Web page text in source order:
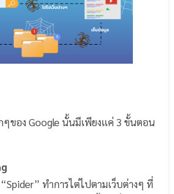
ของ Google นั้นมีเพียงแค่ 3 ขั้นตอน
ทำการไต่ไปตามเว็บต่างๆ ที่